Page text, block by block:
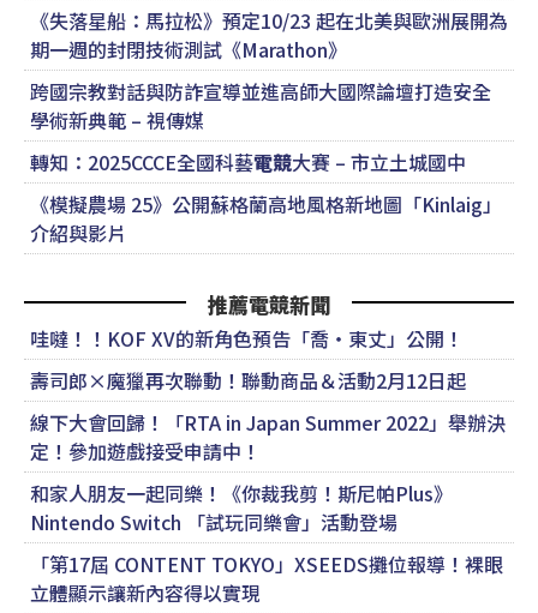
《失落星船：馬拉松》預定10/23 起在北美與歐洲展開為
期一週的封閉技術測試《Marathon》
跨國宗教對話與防詐宣導並進高師大國際論壇打造安全
學術新典範 – 視傳媒
轉知：2025CCCE全國科藝電競大賽 – 市立土城國中
《模擬農場 25》公開蘇格蘭高地風格新地圖「Kinlaig」
介紹與影片
推薦電競新聞
哇噠！！KOF XV的新角色預告「喬・東丈」公開！
壽司郎×魔獵再次聯動！聯動商品＆活動2月12日起
線下大會回歸！「RTA in Japan Summer 2022」舉辦決
定！參加遊戲接受申請中！
和家人朋友一起同樂！《你裁我剪！斯尼帕Plus》
Nintendo Switch 「試玩同樂會」活動登場
「第17屆 CONTENT TOKYO」XSEEDS攤位報導！裸眼
立體顯示讓新內容得以實現